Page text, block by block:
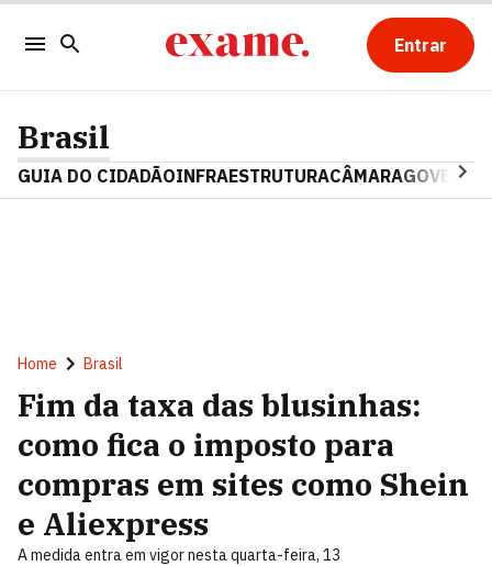
Entrar
Brasil
GUIA DO CIDADÃOINFRAESTRUTURACÂMARAGOVERNO
Home Brasil
Fim da taxa das blusinhas:
como fica o imposto para
compras em sites como Shein
e Aliexpress
A medida entra em vigor nesta quarta-feira, 13